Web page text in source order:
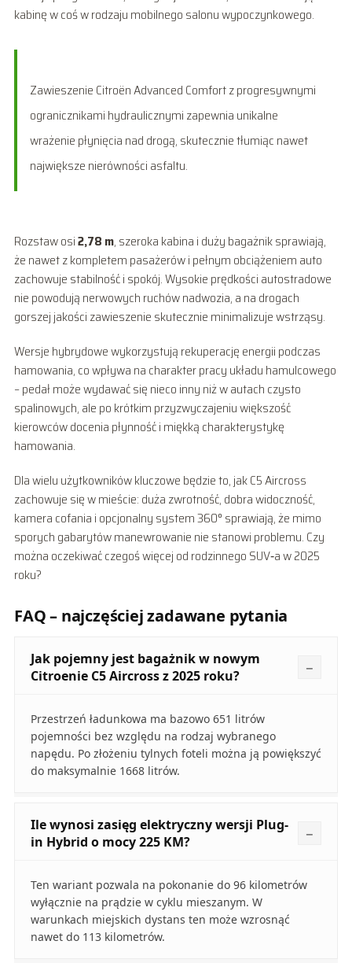
kabinę w coś w rodzaju mobilnego salonu wypoczynkowego.
Zawieszenie Citroën Advanced Comfort z progresywnymi
ogranicznikami hydraulicznymi zapewnia unikalne
wrażenie płynięcia nad drogą, skutecznie tłumiąc nawet
największe nierówności asfaltu.
Rozstaw osi2,78 m, szeroka kabina i duży bagażnik sprawiają,
że nawet z kompletem pasażerów i pełnym obciążeniem auto
zachowuje stabilność i spokój. Wysokie prędkości autostradowe
nie powodują nerwowych ruchów nadwozia, a na drogach
gorszej jakości zawieszenie skutecznie minimalizuje wstrząsy.
Wersje hybrydowe wykorzystują rekuperację energii podczas
hamowania, co wpływa na charakter pracy układu hamulcowego
– pedał może wydawać się nieco inny niż w autach czysto
spalinowych, ale po krótkim przyzwyczajeniu większość
kierowców docenia płynność i miękką charakterystykę
hamowania.
Dla wielu użytkowników kluczowe będzie to, jak C5 Aircross
zachowuje się w mieście: duża zwrotność, dobra widoczność,
kamera cofania i opcjonalny system 360° sprawiają, że mimo
sporych gabarytów manewrowanie nie stanowi problemu. Czy
można oczekiwać czegoś więcej od rodzinnego SUV‑a w 2025
roku?
FAQ – najczęściej zadawane pytania
Jak pojemny jest bagażnik w nowym
Citroenie C5 Aircross z 2025 roku?
Przestrzeń ładunkowa ma bazowo 651 litrów
pojemności bez względu na rodzaj wybranego
napędu. Po złożeniu tylnych foteli można ją powiększyć
do maksymalnie 1668 litrów.
Ile wynosi zasięg elektryczny wersji Plug-
in Hybrid o mocy 225 KM?
Ten wariant pozwala na pokonanie do 96 kilometrów
wyłącznie na prądzie w cyklu mieszanym. W
warunkach miejskich dystans ten może wzrosnąć
nawet do 113 kilometrów.